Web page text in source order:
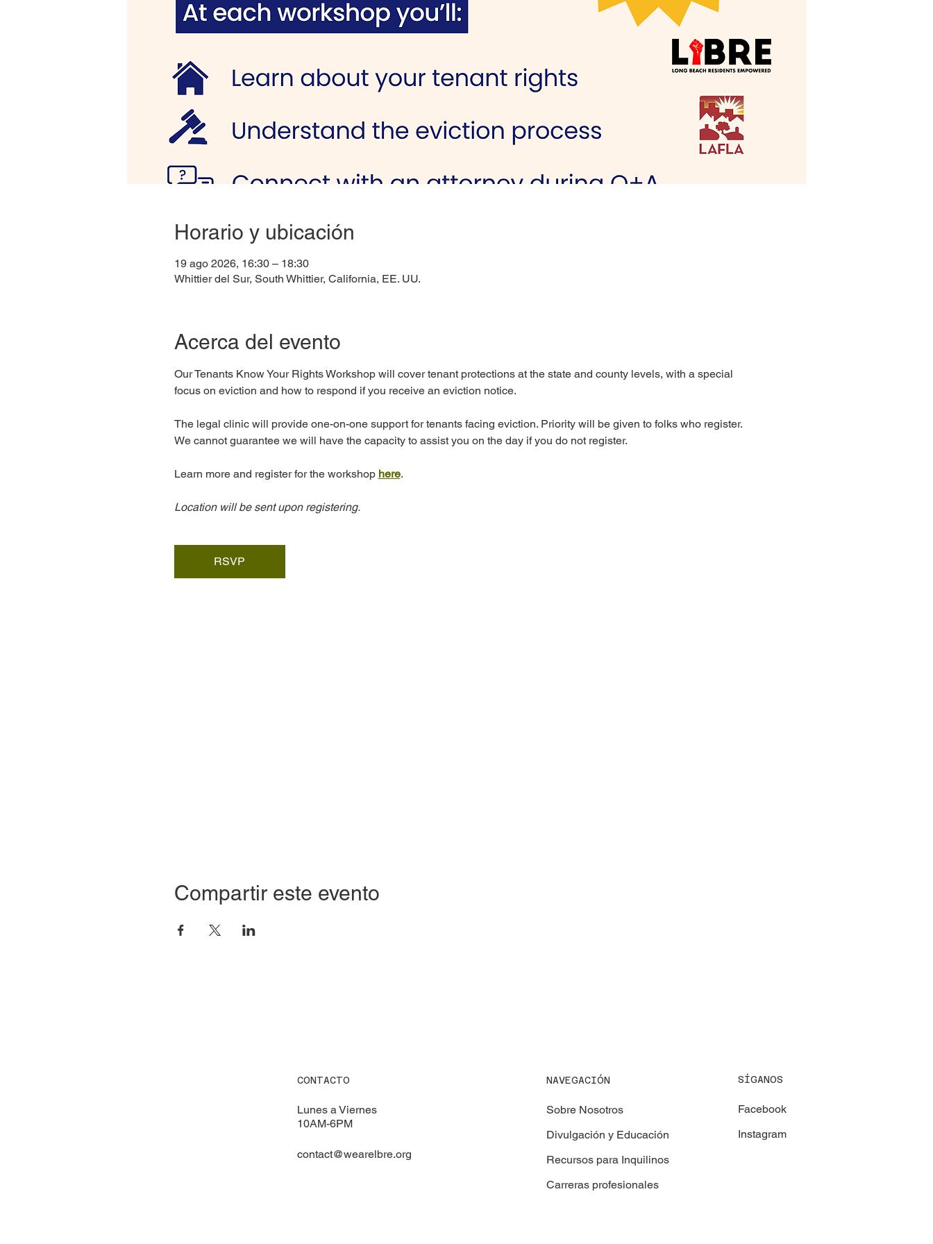
Horario y ubicación
19 ago 2026, 16:30 – 18:30
Whittier del Sur, South Whittier, California, EE. UU.
Acerca del evento
Our Tenants Know Your Rights Workshop will cover tenant protections at the state and county levels, with a special
focus on eviction and how to respond if you receive an eviction notice.
The legal clinic will provide one-on-one support for tenants facing eviction. Priority will be given to folks who register.
We cannot guarantee we will have the capacity to assist you on the day if you do not register.
Learn more and register for the workshop here.
Location will be sent upon registering.
RSVP
Compartir este evento
CONTACTO
Lunes a Viernes
10AM-6PM
contact@wearelbre.org
NAVEGACIÓN
Sobre Nosotros
Divulgación y Educación
Recursos para Inquilinos
Carreras profesionales
SÍGANOS
Facebook
Instagram